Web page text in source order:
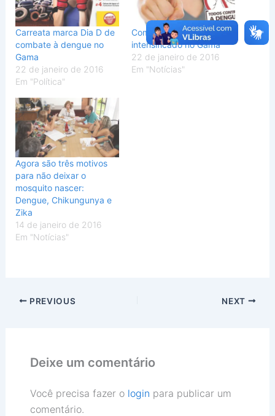
Carreata marca Dia D de
combate à dengue no
Gama
22 de janeiro de 2016
Em "Política"
Combate à dengue será
intensificado no Gama
22 de janeiro de 2016
Em "Notícias"
Agora são três motivos
para não deixar o
mosquito nascer:
Dengue, Chikungunya e
Zika
14 de janeiro de 2016
Em "Notícias"
PREVIOUS NEXT
Deixe um comentário
Você precisa fazer o login para publicar um
comentário.